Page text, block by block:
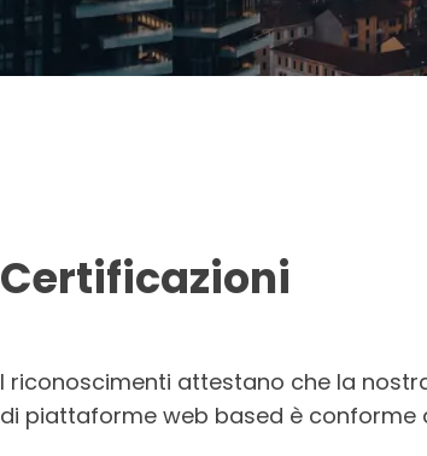
Certificazioni
I riconoscimenti attestano che la
di piattaforme web based è conforme